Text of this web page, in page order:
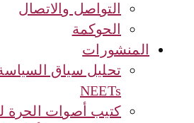
التواصل والاتصال
الحوكمة
المنشورات
NEETs
كتيب أصوات الحرة